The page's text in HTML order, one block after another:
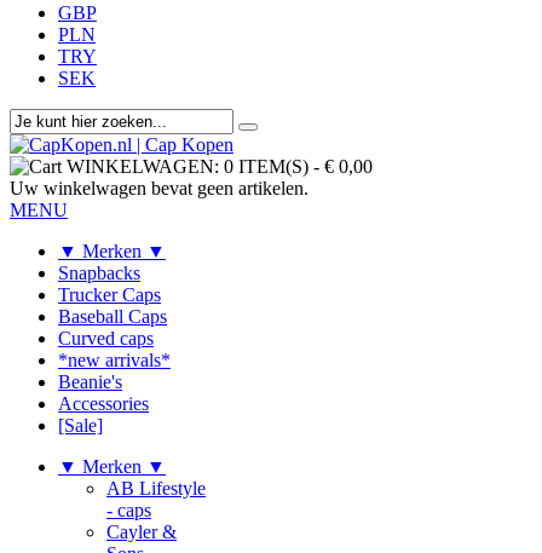
GBP
PLN
TRY
SEK
WINKELWAGEN: 0 ITEM(S) - € 0,00
Uw winkelwagen bevat geen artikelen.
MENU
▼ Merken ▼
Snapbacks
Trucker Caps
Baseball Caps
Curved caps
*new arrivals*
Beanie's
Accessories
[Sale]
▼ Merken ▼
AB Lifestyle
- caps
Cayler &